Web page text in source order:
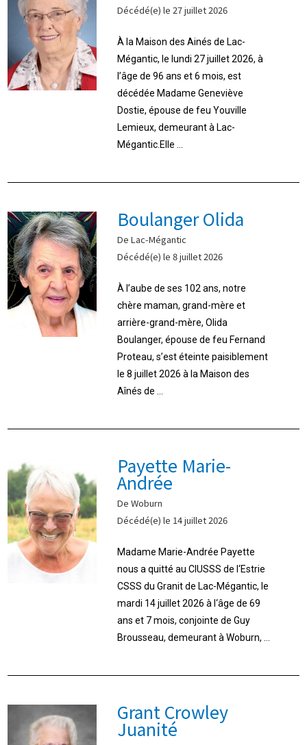
Décédé(e) le 27 juillet 2026
À la Maison des Ainés de Lac-
Mégantic, le lundi 27 juillet 2026, à
l’âge de 96 ans et 6 mois, est
décédée Madame Geneviève
Dostie, épouse de feu Youville
Lemieux, demeurant à Lac-
Mégantic.Elle ...
Boulanger Olida
De Lac-Mégantic
Décédé(e) le 8 juillet 2026
À l’aube de ses 102 ans, notre
chère maman, grand-mère et
arrière-grand-mère, Olida
Boulanger, épouse de feu Fernand
Proteau, s’est éteinte paisiblement
le 8 juillet 2026 à la Maison des
Aînés de ...
Payette Marie-
Andrée
De Woburn
Décédé(e) le 14 juillet 2026
Madame Marie-Andrée Payette
nous a quitté au CIUSSS de l‘Estrie
CSSS du Granit de Lac-Mégantic, le
mardi 14 juillet 2026 à l‘âge de 69
ans et 7 mois, conjointe de Guy
Brousseau, demeurant à Woburn, ...
Grant Crowley
Juanité